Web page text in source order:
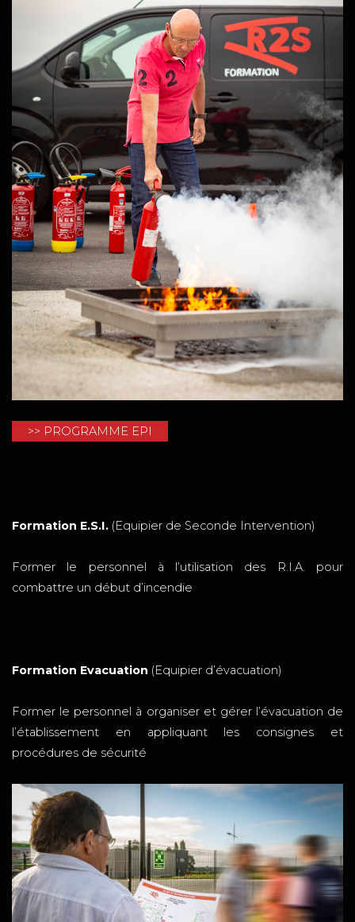
>> PROGRAMME EPI
Formation E.S.I. (Equipier de Seconde Intervention)
Former le personnel à l’utilisation des R.I.A. pour
combattre un début d’incendie
Formation Evacuation (Equipier d’évacuation)
Former le personnel à organiser et gérer l’évacuation de
l’établissement en appliquant les consignes et
procédures de sécurité